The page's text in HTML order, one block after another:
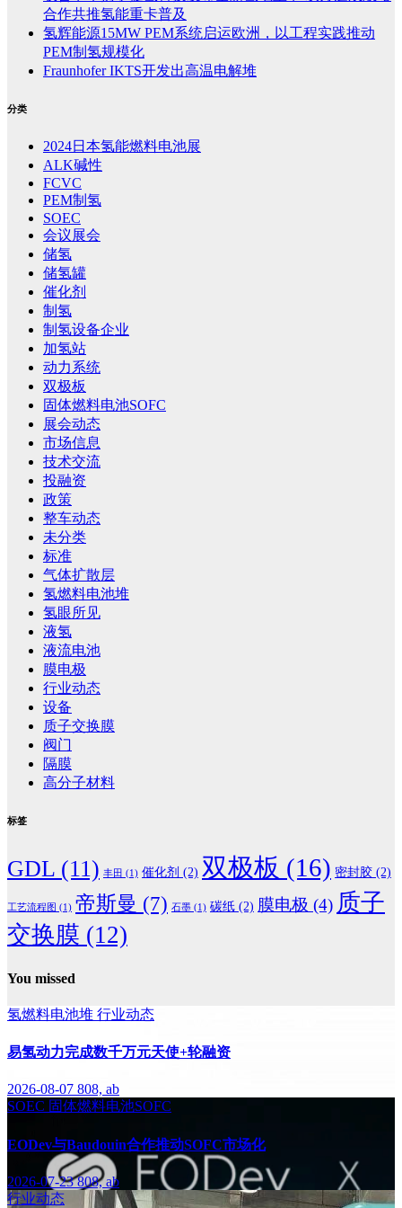
合作共推氢能重卡普及
氢辉能源15MW PEM系统启运欧洲，以工程实践推动
PEM制氢规模化
Fraunhofer IKTS开发出高温电解堆
分类
2024日本氢能燃料电池展
ALK碱性
FCVC
PEM制氢
SOEC
会议展会
储氢
储氢罐
催化剂
制氢
制氢设备企业
加氢站
动力系统
双极板
固体燃料电池SOFC
展会动态
市场信息
技术交流
投融资
政策
整车动态
未分类
标准
气体扩散层
氢燃料电池堆
氢眼所见
液氢
液流电池
膜电极
行业动态
设备
质子交换膜
阀门
隔膜
高分子材料
标签
GDL (11) 丰田 (1) 催化剂 (2) 双极板 (16) 密封胶 (2)
工艺流程图 (1) 帝斯曼 (7) 石墨 (1) 碳纸 (2) 膜电极 (4) 质子
交换膜 (12)
You missed
氢燃料电池堆 行业动态
易氢动力完成数千万元天使+轮融资
2026-08-07 808, ab
SOEC 固体燃料电池SOFC
EODev与Baudouin合作推动SOFC市场化
2026-07-23808, ab
行业动态